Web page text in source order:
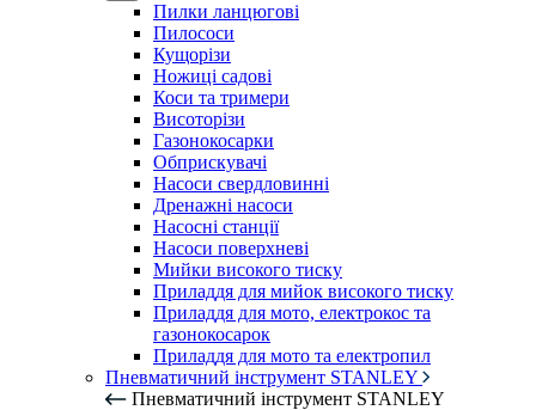
Пилки ланцюгові
Пилососи
Кущорізи
Ножиці садові
Коси та тримери
Висоторізи
Газонокосарки
Обприскувачі
Насоси свердловинні
Дренажні насоси
Насосні станції
Насоси поверхневі
Мийки високого тиску
Приладдя для мийок високого тиску
Приладдя для мото, електрокос та
газонокосарок
Приладдя для мото та електропил
Пневматичний інструмент STANLEY
Пневматичний інструмент STANLEY